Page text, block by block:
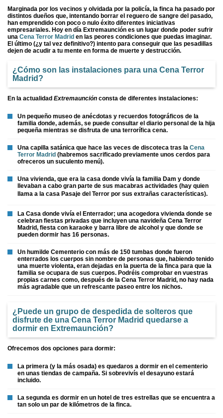
Marginada por los vecinos y olvidada por la policía, la finca ha pasado por
distintos dueños que, intentando borrar el reguero de sangre del pasado,
han emprendido con poco o nulo éxito diferentes iniciativas
empresariales. Hoy en día Extremaunción es un lugar donde poder sufrir
una Cena Terror Madrid en las peores condiciones que puedas imaginar.
El último (¿y tal vez definitivo?) intento para conseguir que las pesadillas
dejen de acudir a tu mente en forma de muerte y destrucción.
¿Cómo son las instalaciones para una Cena Terror
Madrid ?
En la actualidad Extremaunción consta de diferentes instalaciones:
Un pequeño museo de anécdotas y recuerdos fotográficos de la
familia donde, además, se puede consultar el diario personal de la hija
pequeña mientras se disfruta de una terrorífica cena.
Una capilla satánica que hace las veces de discoteca tras la Cena
Terror Madrid (habremos sacrificado previamente unos cerdos para
ofreceros un suculento menú).
Una vivienda, que era la casa donde vivía la familia Dam y donde
llevaban a cabo gran parte de sus macabras actividades (hay quien
llama a la casa Pasaje del Terror por sus extrañas características).
La Casa donde vivía el Enterrador; una acogedora vivienda donde se
celebran fiestas privadas que incluyen una navideña Cena Terror
Madrid, fiesta con karaoke y barra libre de alcohol y que donde se
pueden dormir has 16 personas.
Un humilde Cementerio con más de 150 tumbas donde fueron
enterrados los cuerpos sin nombre de personas que, habiendo tenido
una muerte violenta, eran dejadas en la puerta de la finca para que la
familia se ocupara de sus cuerpos. Podréis comprobar en vuestras
propias carnes como, después de la Cena Terror Madrid, no hay nada
más agradable que un refrescante paseo entre los nichos.
¿Puede un grupo de despedida de solteros que
disfrute de una Cena Terror Madrid quedarse a
dormir en Extremaunción?
Ofrecemos dos opciones para dormir:
La primera (y la más osada) es quedaros a dormir en el cementerio
en unas tiendas de campaña. Si sobrevivís el desayuno estará
incluido.
La segunda es dormir en un hotel de tres estrellas que se encuentra a
tan solo un par de kilómetros de la finca.